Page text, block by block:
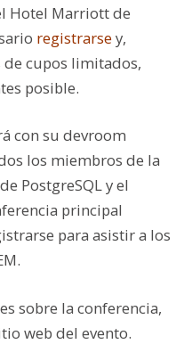
Hotel Marriott de
registrarsey,
cupos limitados,
posible.
con su devroom
los miembros de la
PostgreSQL y el
principal
para asistir a los
sobre la conferencia,
web del evento.